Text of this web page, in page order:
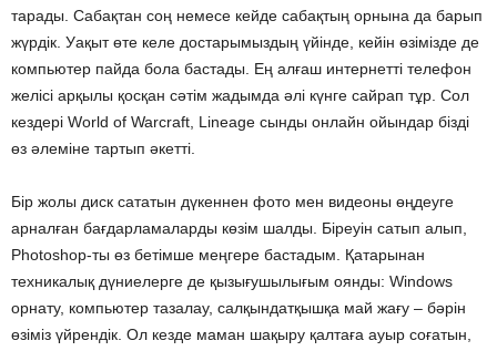
тарады. Сабақтан соң немесе кейде сабақтың орнына да барып
жүрдік. Уақыт өте келе достарымыздың үйінде, кейін өзімізде де
компьютер пайда бола бастады. Ең алғаш интернетті телефон
желісі арқылы қосқан сәтім жадымда әлі күнге сайрап тұр. Сол
кездері World of Warcraft, Lineage сынды онлайн ойындар бізді
өз әлеміне тартып әкетті.
Бір жолы диск сататын дүкеннен фото мен видеоны өңдеуге
арналған бағдарламаларды көзім шалды. Біреуін сатып алып,
Photoshop-ты өз бетімше меңгере бастадым. Қатарынан
техникалық дүниелерге де қызығушылығым оянды: Windows
орнату, компьютер тазалау, салқындатқышқа май жағу – бәрін
өзіміз үйрендік. Ол кезде маман шақыру қалтаға ауыр соғатын,